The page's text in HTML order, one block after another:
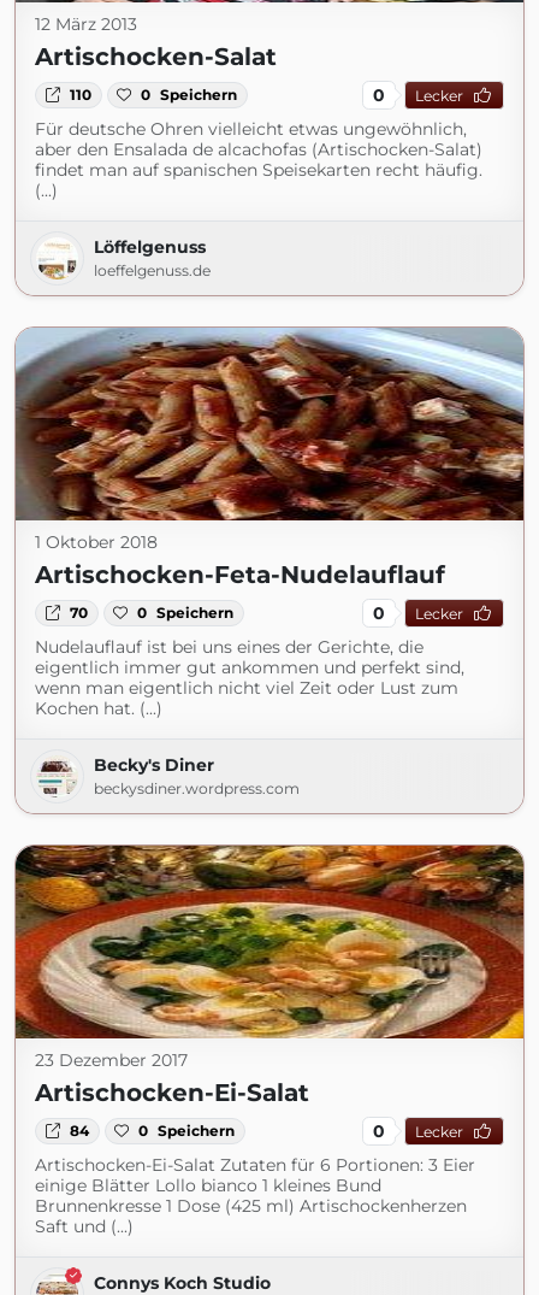
12 März 2013
Artischocken-Salat
110 0 Speichern 0 Lecker
Für deutsche Ohren vielleicht etwas ungewöhnlich,
aber den Ensalada de alcachofas (Artischocken-Salat)
findet man auf spanischen Speisekarten recht häufig.
(...)
Löffelgenuss
loeffelgenuss.de
1 Oktober 2018
Artischocken-Feta-Nudelauflauf
70 0 Speichern 0 Lecker
Nudelauflauf ist bei uns eines der Gerichte, die
eigentlich immer gut ankommen und perfekt sind,
wenn man eigentlich nicht viel Zeit oder Lust zum
Kochen hat. (...)
Becky's Diner
beckysdiner.wordpress.com
23 Dezember 2017
Artischocken-Ei-Salat
84 0 Speichern 0 Lecker
Artischocken-Ei-Salat Zutaten für 6 Portionen: 3 Eier
einige Blätter Lollo bianco 1 kleines Bund
Brunnenkresse 1 Dose (425 ml) Artischockenherzen
Saft und (...)
Connys Koch Studio